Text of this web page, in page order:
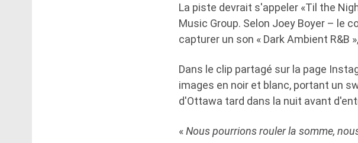
La piste devrait s'appeler «Til the
Music Group. Selon Joey Boyer – le
capturer un son « Dark Ambient R&B
Dans le clip partagé sur la page
images en noir et blanc, portant un
d'Ottawa tard dans la nuit avant
«Nous pourrions rouler la somme,